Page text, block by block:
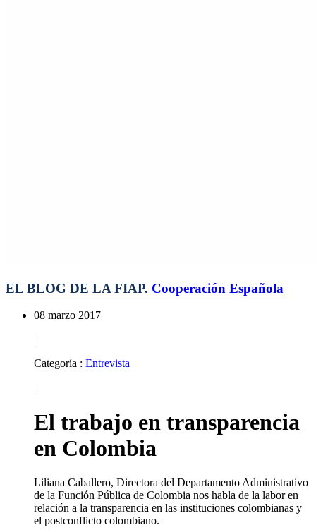
EL BLOG DE LA FIAP. Cooperación Española
08 marzo 2017
|
Categoría : Entrevista
|
El trabajo en transparencia
en Colombia
Liliana Caballero, Directora del Departamento Administrativo
de la Función Pública de Colombia nos habla de la labor en
relación a la transparencia en las instituciones colombianas y
el postconflicto colombiano.